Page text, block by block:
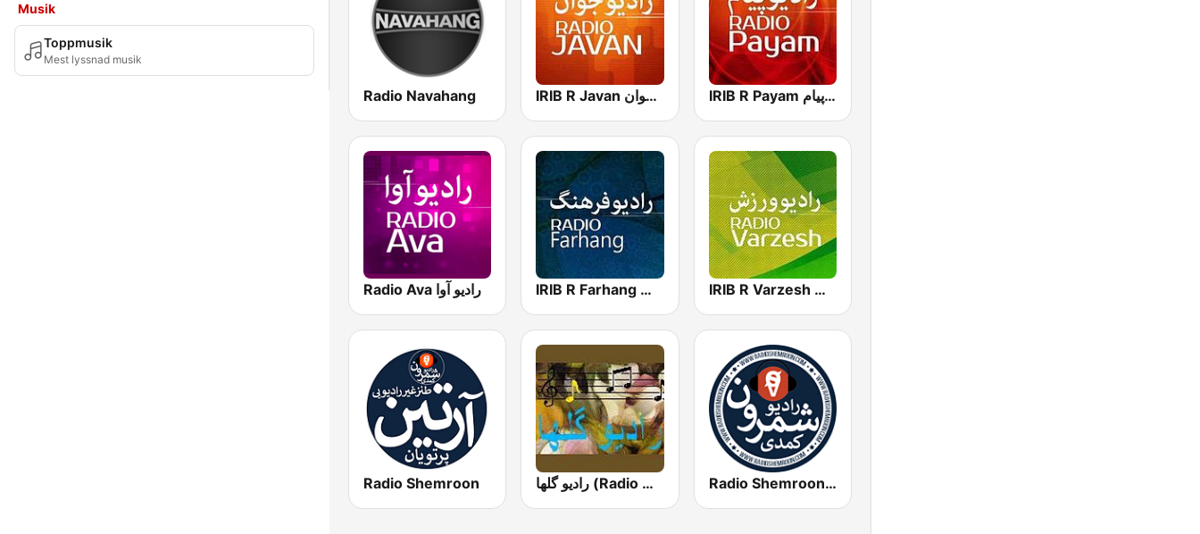
Musik
Toppmusik
Mest lyssnad musik
Radio Navahang IRIB R Javan راديو جوان IRIB R Payam رادیو پیام
Radio Ava رادیو آوا IRIB R Farhang رادیو فرهنگ IRIB R Varzesh رادیو ورزش
Radio Shemroon رادیو گلها (Radio Golha) Radio Shemroon - رادیو شمرون